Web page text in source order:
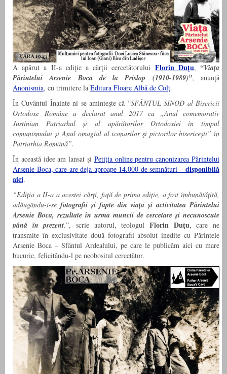
A apărut a II-a ediţie a cărţii cercetătorului Florin Duţu,“Viața
Părintelui Arsenie Boca de la Prislop (1910-1989)”, anunţă
Anonismia, cu trimitere la Editura Floare Albă de Colţ.
În Cuvântul Înainte ni se aminteşte că “SFÂNTUL SINOD al Bisericii
Ortodoxe Române a declarat anul 2017 ca „Anul comemorativ
Justinian Patriarhul şi al apărătorilor Ortodoxiei în timpul
comunismului și Anul omagial al iconarilor şi pictorilor bisericeşti” în
Patriarhia Română”.
În această idee am lansat şi Petiţia online pentru canonizarea Părintelui
Arsenie Boca, care are deja aproape 14.000 de semnături – disponibilă
aici.
“Ediția a II-a a acestei cărți, față de prima ediție, a fost îmbunătățită,
adăugându-i-se fotografii și fapte din viața și activitatea Părintelui
Arsenie Boca, rezultate în urma muncii de cercetare și necunoscute
până în prezent.”, scrie autorul, teologulFlorin Duţu, care ne
transmite în exclusivitate două fotografii absolut inedite cu Părintele
Arsenie Boca – Sfântul Ardealului, pe care le publicăm aici cu mare
bucurie, felicitându-l pe neobositul cercetător.